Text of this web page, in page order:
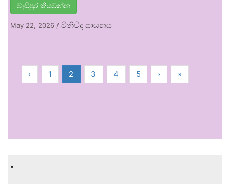
වැඩිපුර කියවන්න
May 22, 2026 / විනිවිද සායනය
‹ 1 2 3 4 5 › »
.